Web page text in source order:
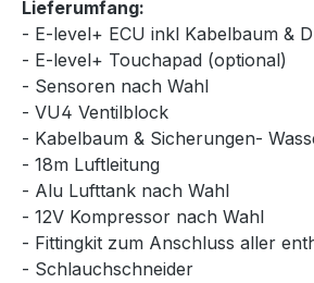
Lieferumfang:
- E-level+ ECU inkl Kabelbaum &
- E-level+ Touchapad (optional)
- Sensoren nach Wahl
- VU4 Ventilblock
- Kabelbaum & Sicherungen-
- 18m Luftleitung
- Alu Lufttank nach Wahl
- 12V Kompressor nach Wahl
- Fittingkit zum Anschluss aller
- Schlauchschneider